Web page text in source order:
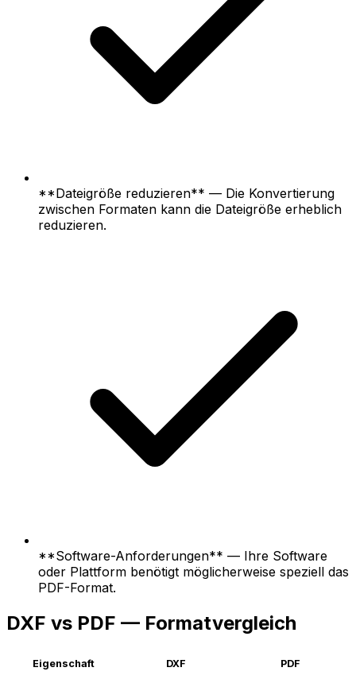
**Dateigröße reduzieren** — Die Konvertierung
zwischen Formaten kann die Dateigröße erheblich
reduzieren.
**Software-Anforderungen** — Ihre Software
oder Plattform benötigt möglicherweise speziell das
PDF-Format.
DXF vs PDF — Formatvergleich
Eigenschaft DXF PDF